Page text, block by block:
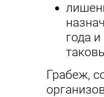
года
Грабеж,